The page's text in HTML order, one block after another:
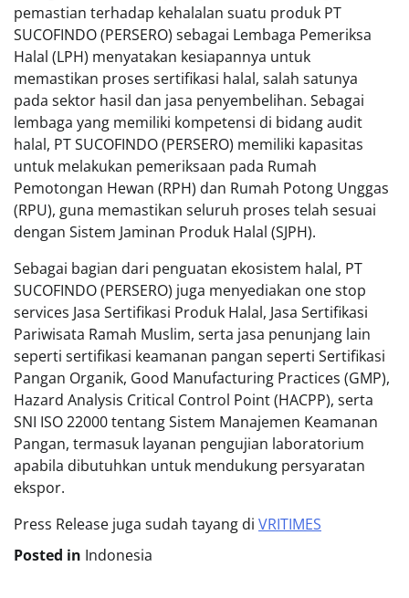
pemastian terhadap kehalalan suatu produk PT
SUCOFINDO (PERSERO) sebagai Lembaga Pemeriksa
Halal (LPH) menyatakan kesiapannya untuk
memastikan proses sertifikasi halal, salah satunya
pada sektor hasil dan jasa penyembelihan. Sebagai
lembaga yang memiliki kompetensi di bidang audit
halal, PT SUCOFINDO (PERSERO) memiliki kapasitas
untuk melakukan pemeriksaan pada Rumah
Pemotongan Hewan (RPH) dan Rumah Potong Unggas
(RPU), guna memastikan seluruh proses telah sesuai
dengan Sistem Jaminan Produk Halal (SJPH).
Sebagai bagian dari penguatan ekosistem halal, PT
SUCOFINDO (PERSERO) juga menyediakan one stop
services Jasa Sertifikasi Produk Halal, Jasa Sertifikasi
Pariwisata Ramah Muslim, serta jasa penunjang lain
seperti sertifikasi keamanan pangan seperti Sertifikasi
Pangan Organik, Good Manufacturing Practices (GMP),
Hazard Analysis Critical Control Point (HACPP), serta
SNI ISO 22000 tentang Sistem Manajemen Keamanan
Pangan, termasuk layanan pengujian laboratorium
apabila dibutuhkan untuk mendukung persyaratan
ekspor.
Press Release juga sudah tayang di VRITIMES
Posted in Indonesia